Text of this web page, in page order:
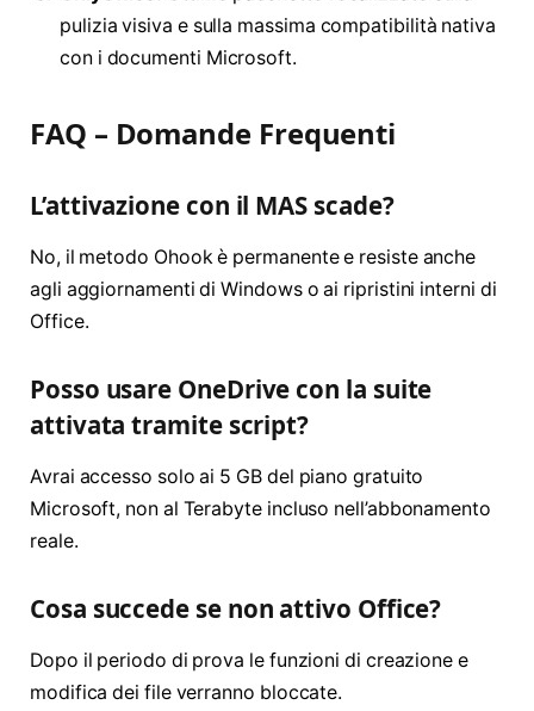
pulizia visiva e sulla massima compatibilità nativa
con i documenti Microsoft.
FAQ – Domande Frequenti
L’attivazione con il MAS scade?
No, il metodo Ohook è permanente e resiste anche
agli aggiornamenti di Windows o ai ripristini interni di
Office.
Posso usare OneDrive con la suite
attivata tramite script?
Avrai accesso solo ai 5 GB del piano gratuito
Microsoft, non al Terabyte incluso nell’abbonamento
reale.
Cosa succede se non attivo Office?
Dopo il periodo di prova le funzioni di creazione e
modifica dei file verranno bloccate.